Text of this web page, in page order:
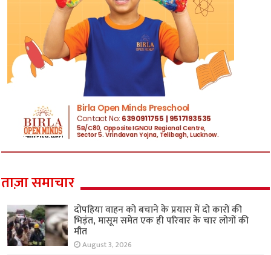
ताज़ा समाचार
दोपहिया वाहन को बचाने के प्रयास में दो कारों की
भिड़ंत, मासूम समेत एक ही परिवार के चार लोगों की
मौत
August 3, 2026